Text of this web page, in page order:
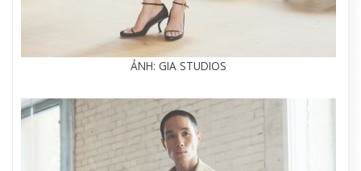
ẢNH: GIA STUDIOS